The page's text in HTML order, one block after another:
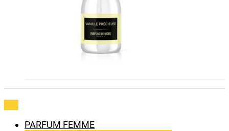
PARFUM FEMME